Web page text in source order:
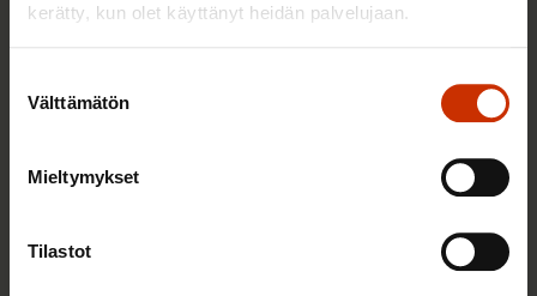
kerätty, kun olet käyttänyt heidän palvelujaan.
valinta
Välttämätön
Mieltymykset
Tilastot